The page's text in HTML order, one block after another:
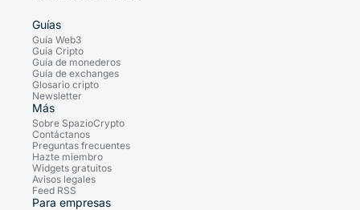
Guías
Guía Web3
Guía Cripto
Guía de monederos
Guía de exchanges
Glosario cripto
Newsletter
Más
Sobre SpazioCrypto
Contáctanos
Preguntas frecuentes
Hazte miembro
Widgets gratuitos
Avisos legales
Feed RSS
Para empresas